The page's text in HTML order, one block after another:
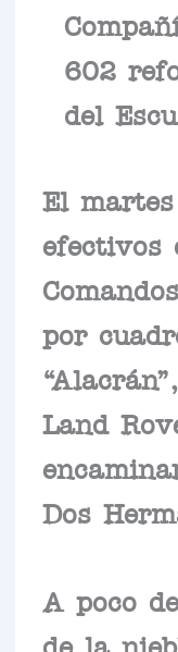
602
del
El
efectivos
por
Land
Dos
A poco
de la